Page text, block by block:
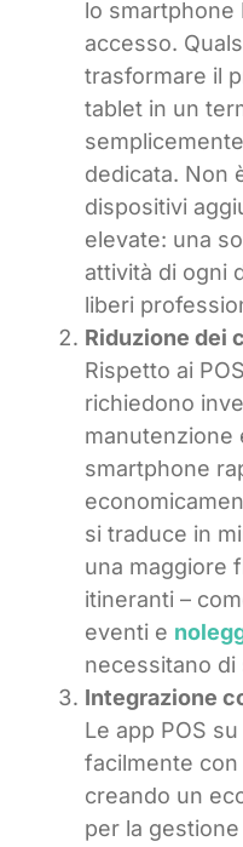
lo smartphone
accesso.
trasformare il
tablet in un
dedicata. Non
dispositivi
elevate: una
attività di ogni
liberi
Riduzione dei
Rispetto ai
richiedono
manutenzione
smartphone
si traduce in
una maggiore
itineranti –
eventi e
necessitano di
Integrazione
Le app POS
facilmente
creando un
per la